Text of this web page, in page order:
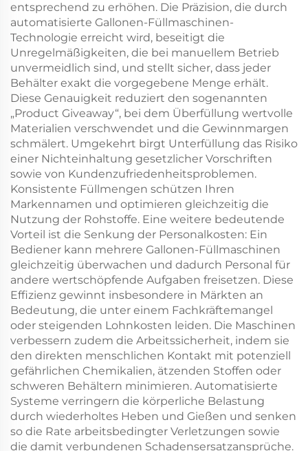
entsprechend zu erhöhen. Die Präzision, die durch
automatisierte Gallonen-Füllmaschinen-
Technologie erreicht wird, beseitigt die
Unregelmäßigkeiten, die bei manuellem Betrieb
unvermeidlich sind, und stellt sicher, dass jeder
Behälter exakt die vorgegebene Menge erhält.
Diese Genauigkeit reduziert den sogenannten
„Product Giveaway“, bei dem Überfüllung wertvolle
Materialien verschwendet und die Gewinnmargen
schmälert. Umgekehrt birgt Unterfüllung das Risiko
einer Nichteinhaltung gesetzlicher Vorschriften
sowie von Kundenzufriedenheitsproblemen.
Konsistente Füllmengen schützen Ihren
Markennamen und optimieren gleichzeitig die
Nutzung der Rohstoffe. Eine weitere bedeutende
Vorteil ist die Senkung der Personalkosten: Ein
Bediener kann mehrere Gallonen-Füllmaschinen
gleichzeitig überwachen und dadurch Personal für
andere wertschöpfende Aufgaben freisetzen. Diese
Effizienz gewinnt insbesondere in Märkten an
Bedeutung, die unter einem Fachkräftemangel
oder steigenden Lohnkosten leiden. Die Maschinen
verbessern zudem die Arbeitssicherheit, indem sie
den direkten menschlichen Kontakt mit potenziell
gefährlichen Chemikalien, ätzenden Stoffen oder
schweren Behältern minimieren. Automatisierte
Systeme verringern die körperliche Belastung
durch wiederholtes Heben und Gießen und senken
so die Rate arbeitsbedingter Verletzungen sowie
die damit verbundenen Schadensersatzansprüche.